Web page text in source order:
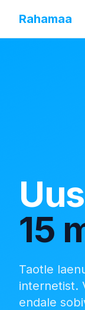
Rahamaa
15
Taotle
internetist.
endale